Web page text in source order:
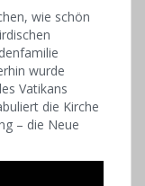
wie schön
wurde
Vatikans
die Kirche
– die Neue